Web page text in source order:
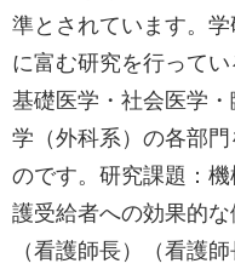
準とされています。
に富む研究を行ってい
基礎医学・社会医学
学（外科系）の各部
のです。研究課題：
護受給者への効果的
（看護師長）（看護